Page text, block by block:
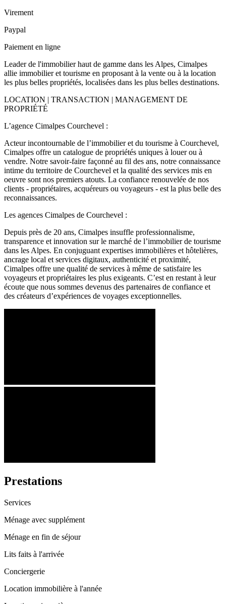
Virement
Paypal
Paiement en ligne
Leader de l'immobilier haut de gamme dans les Alpes, Cimalpes
allie immobilier et tourisme en proposant à la vente ou à la location
les plus belles propriétés, localisées dans les plus belles destinations.
LOCATION | TRANSACTION | MANAGEMENT DE
PROPRIÉTÉ
L’agence Cimalpes Courchevel :
Acteur incontournable de l’immobilier et du tourisme à Courchevel,
Cimalpes offre un catalogue de propriétés uniques à louer ou à
vendre. Notre savoir-faire façonné au fil des ans, notre connaissance
intime du territoire de Courchevel et la qualité des services mis en
oeuvre sont nos premiers atouts. La confiance renouvelée de nos
clients - propriétaires, acquéreurs ou voyageurs - est la plus belle des
reconnaissances.
Les agences Cimalpes de Courchevel :
Depuis près de 20 ans, Cimalpes insuffle professionnalisme,
transparence et innovation sur le marché de l’immobilier de tourisme
dans les Alpes. En conjuguant expertises immobilières et hôtelières,
ancrage local et services digitaux, authenticité et proximité,
Cimalpes offre une qualité de services à même de satisfaire les
voyageurs et propriétaires les plus exigeants. C’est en restant à leur
écoute que nous sommes devenus des partenaires de confiance et
des créateurs d’expériences de voyages exceptionnelles.
Prestations
Services
Ménage avec supplément
Ménage en fin de séjour
Lits faits à l'arrivée
Conciergerie
Location immobilière à l'année